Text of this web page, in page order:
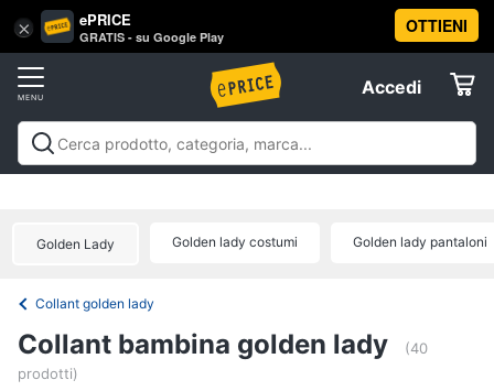
× ePRICE
GRATIS - su Google Play
OTTIENI
Accedi
Accedi
Registrati
Offerte
Tv
Vai
al
Abbigliamento
Donna
donna
Felpa
donna
Golden Lady Golden lady costumi Golden lady pantaloni
Collant golden lady
Collant bambina golden lady
(40
prodotti)